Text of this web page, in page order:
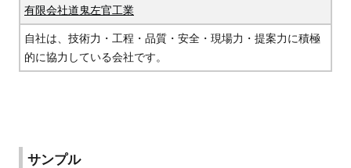
有限会社道鬼左官工業
自社は、技術力・工程・品質・安全・現場力・提案力に積極
的に協力している会社です。
サンプル